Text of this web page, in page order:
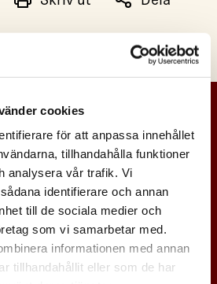
cookies
för att anpassa innehållet
tillhandahålla funktioner
analysera vår trafik. Vi
identifierare och annan
till de sociala medier och
som vi samarbetar med.
informationen med annan
tillhandahållit eller som de har